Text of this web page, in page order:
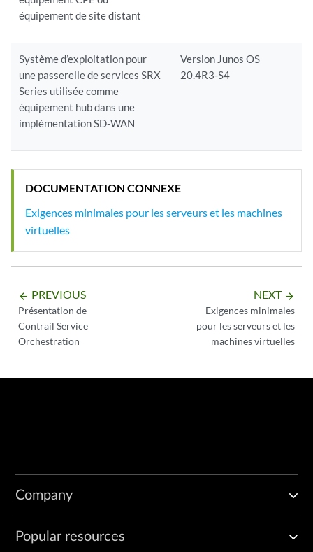
équipement de site distant
Système d’exploitation pour
une passerelle de services SRX
Series utilisée comme
équipement hub dans une
implémentation SD-WAN
Version Junos OS
20.4R3-S4
DOCUMENTATION CONNEXE
Exigences minimales pour les serveurs et les machines
virtuelles
arrow_backward PREVIOUS
Présentation de
Contrail Service
Orchestration
NEXT arrow_forward
Exigences minimales
pour les serveurs et les
machines virtuelles
Company
Popular resources